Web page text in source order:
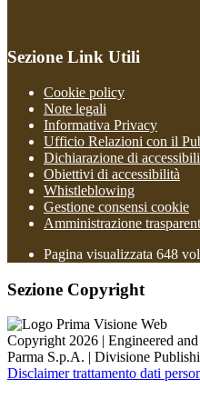
Sezione Link Utili
Cookie policy
Note legali
Informativa Privacy
Ufficio Relazioni con il
Dichiarazione di
Obiettivi di accessibilità
Whistleblowing
Gestione consensi cookie
Amministrazione
Pagina visualizzata 648
Sezione Copyright
Copyright 2026 | Engineered
Parma S.p.A. | Divisione
Disclaimer trattamento dati